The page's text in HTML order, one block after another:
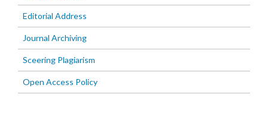
Editorial Address
Journal Archiving
Sceering Plagiarism
Open Access Policy